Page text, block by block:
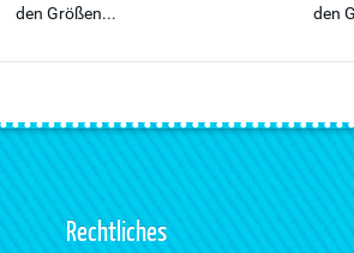
den Größen...
den
Rechtliches